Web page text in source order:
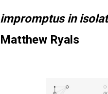
impromptus in
Matthew Ryals